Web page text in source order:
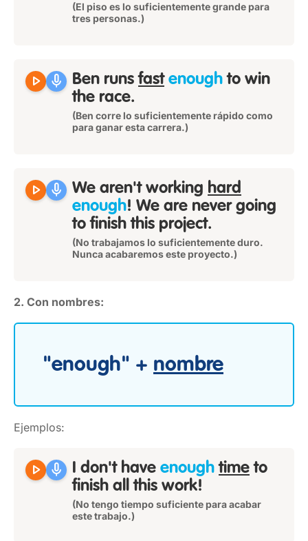
(El piso es lo suficientemente grande para
tres personas.)
play_arrow mic Ben runsfast enough to win
the race.
(Ben corre lo suficientemente rápido como
para ganar esta carrera.)
play_arrow mic We aren't working hard
enough! We are never going
to finish this project.
(No trabajamos lo suficientemente duro.
Nunca acabaremos este proyecto.)
2. Con nombres:
"enough" + nombre
Ejemplos:
play_arrow mic I don't have enough time to
finish all this work!
(No tengo tiempo suficiente para acabar
este trabajo.)